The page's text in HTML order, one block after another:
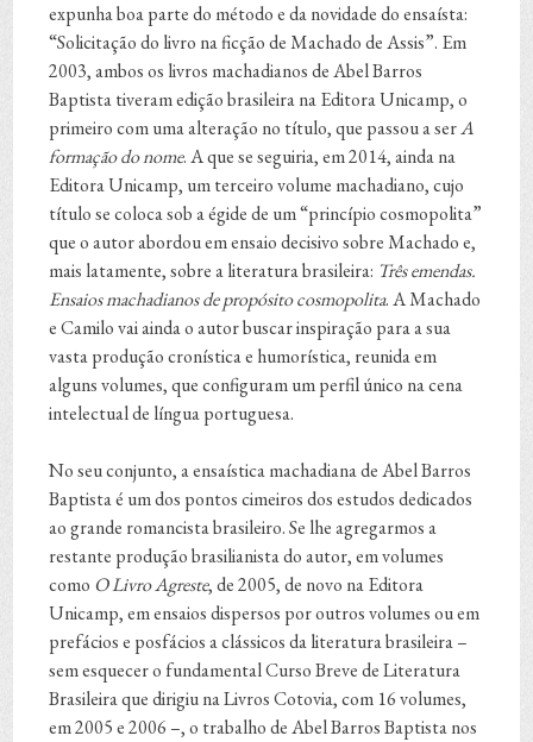
expunha boa parte do método e da novidade do ensaísta:
“Solicitação do livro na ficção de Machado de Assis”. Em
2003, ambos os livros machadianos de Abel Barros
Baptista tiveram edição brasileira na Editora Unicamp, o
primeiro com uma alteração no título, que passou a serA
formação do nome. A que se seguiria, em 2014, ainda na
Editora Unicamp, um terceiro volume machadiano, cujo
título se coloca sob a égide de um “princípio cosmopolita”
que o autor abordou em ensaio decisivo sobre Machado e,
mais latamente, sobre a literatura brasileira: Três emendas.
Ensaios machadianos de propósito cosmopolita. A Machado
e Camilo vai ainda o autor buscar inspiração para a sua
vasta produção cronística e humorística, reunida em
alguns volumes, que configuram um perfil único na cena
intelectual de língua portuguesa.
No seu conjunto, a ensaística machadiana de Abel Barros
Baptista é um dos pontos cimeiros dos estudos dedicados
ao grande romancista brasileiro. Se lhe agregarmos a
restante produção brasilianista do autor, em volumes
como O Livro Agreste, de 2005, de novo na Editora
Unicamp, em ensaios dispersos por outros volumes ou em
prefácios e posfácios a clássicos da literatura brasileira –
sem esquecer o fundamental Curso Breve de Literatura
Brasileira que dirigiu na Livros Cotovia, com 16 volumes,
em 2005 e 2006 –, o trabalho de Abel Barros Baptista nos